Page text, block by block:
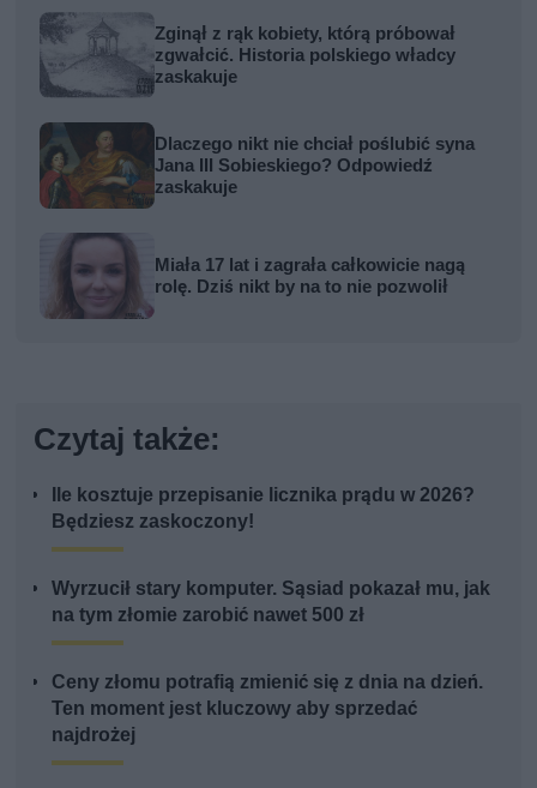
Zginął z rąk kobiety, którą próbował
zgwałcić. Historia polskiego władcy
zaskakuje
Dlaczego nikt nie chciał poślubić syna
Jana III Sobieskiego? Odpowiedź
zaskakuje
Miała 17 lat i zagrała całkowicie nagą
rolę. Dziś nikt by na to nie pozwolił
Czytaj także:
Ile kosztuje przepisanie licznika prądu w 2026?
Będziesz zaskoczony!
Wyrzucił stary komputer. Sąsiad pokazał mu, jak
na tym złomie zarobić nawet 500 zł
Ceny złomu potrafią zmienić się z dnia na dzień.
Ten moment jest kluczowy aby sprzedać
najdrożej